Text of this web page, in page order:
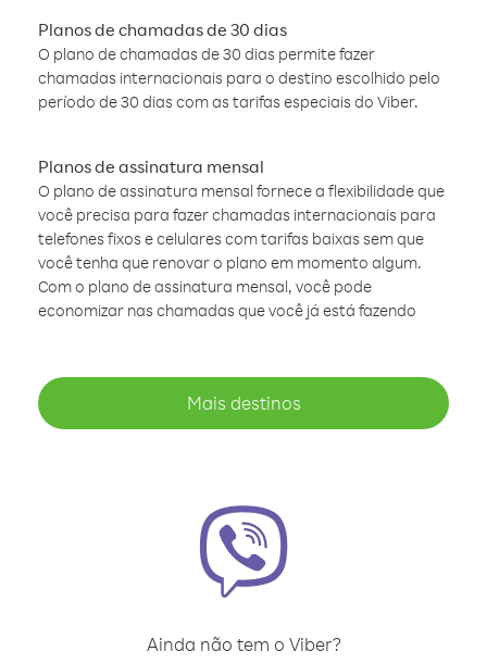
Planos de chamadas de 30 dias
O plano de chamadas de 30 dias permite fazer
chamadas internacionais para o destino escolhido pelo
período de 30 dias com as tarifas especiais do Viber.
Planos de assinatura mensal
O plano de assinatura mensal fornece a flexibilidade que
você precisa para fazer chamadas internacionais para
telefones fixos e celulares com tarifas baixas sem que
você tenha que renovar o plano em momento algum.
Com o plano de assinatura mensal, você pode
economizar nas chamadas que você já está fazendo
Mais destinos
Ainda não tem o Viber?